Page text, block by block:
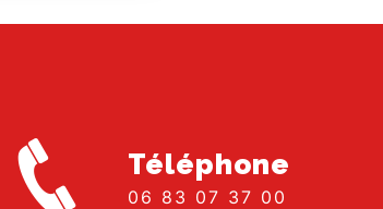
Téléphone
06 83 07 37 00